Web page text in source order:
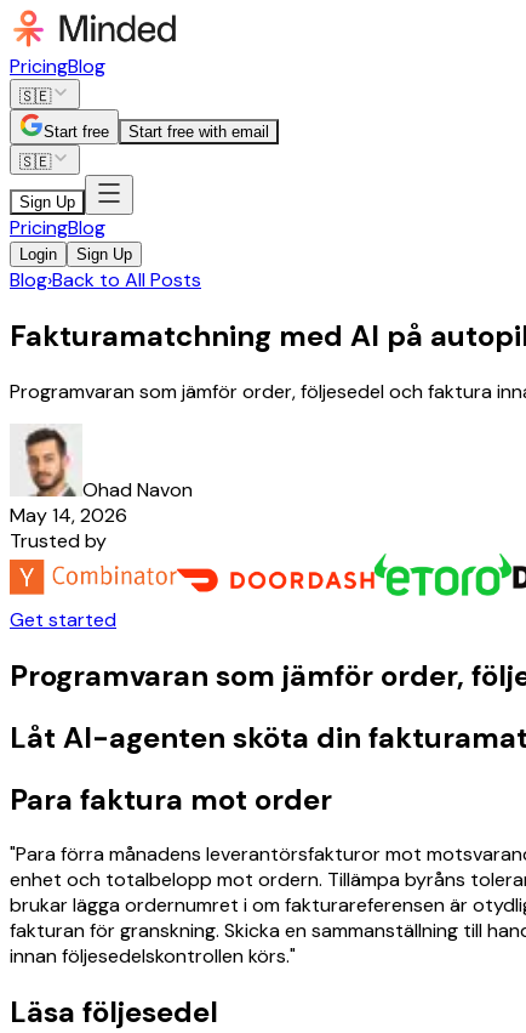
PricingBlog
🇸🇪
Start free
Start free with email
🇸🇪
Sign Up
PricingBlog
Login Sign Up
Blog›Back to All Posts
Fakturamatchning med AI på
Programvaran som jämför order, följesedel och faktura
Ohad Navon
May 14, 2026
Trusted by
Get started
Programvaran som jämför order,
Låt AI-agenten sköta din
Para faktura mot order
"Para förra månadens leverantörsfakturor mot
enhet och totalbelopp mot ordern. Tillämpa byråns
brukar lägga ordernumret i om fakturareferensen är
fakturan för granskning. Skicka en sammanställning till
innan följesedelskontrollen körs."
Läsa följesedel